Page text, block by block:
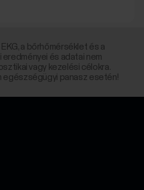
a bőrhőmérséklet és a
és adatai nem
vagy kezelési célokra.
egészségügyi panasz esetén!